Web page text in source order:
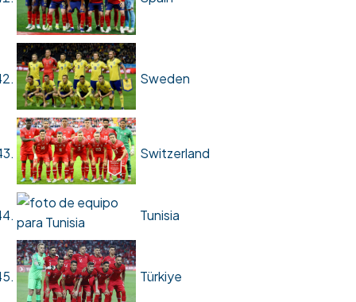
Sweden
Switzerland
Tunisia
Türkiye